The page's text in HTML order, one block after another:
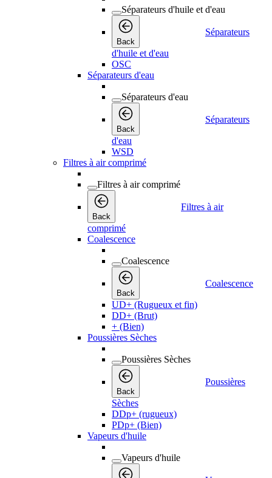
Séparateurs d'huile et d'eau
Back
Séparateurs
d'huile et d'eau
OSC
Séparateurs d'eau
Séparateurs d'eau
Back
Séparateurs
d'eau
WSD
Filtres à air comprimé
Filtres à air comprimé
Back
Filtres à air
comprimé
Coalescence
Coalescence
Back
Coalescence
UD+ (Rugueux et fin)
DD+ (Brut)
+ (Bien)
Poussières Sèches
Poussières Sèches
Back
Poussières
Sèches
DDp+ (rugueux)
PDp+ (Bien)
Vapeurs d'huile
Vapeurs d'huile